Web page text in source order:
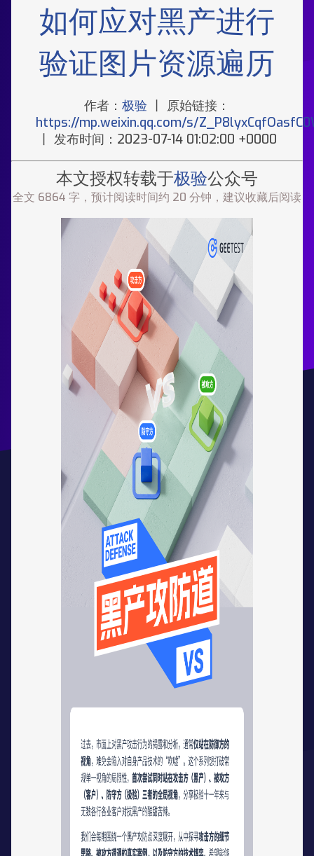
如何应对黑产进行
验证图片资源遍历
作者： 极验 丨 原始链接：
https://mp.weixin.qq.com/s/
丨 发布时间：2023-07-14 01:02:00 +0000
本文授权转载于极验公众号
全文 6864 字，预计阅读时间约 20 分钟，建议收藏后阅读